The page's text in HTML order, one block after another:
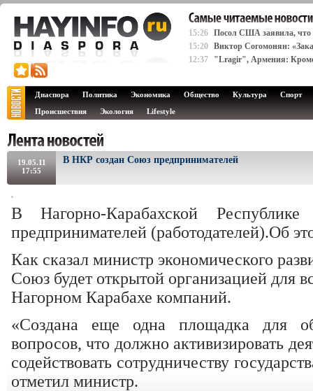
15:26 Посол США заявила, что
15:20 Виктор Согомонян:
12:37
"Lragir", Армения:
Диаспора Политика Экономика Общество Культура
Спорт
Происшествия
Экология Lifestyle
19.05.11
17:55
В НКР создан Союз предпринимателей
В Нагорно-Карабахской
предпринимателей (работодателей).Об
Как сказал министр экономического
Союз будет открытой организацией для
Нагорном Карабахе компаний.
«Создана еще одна площадка для
вопросов, что должно активизировать
содействовать сотрудничеству
отметил министр.